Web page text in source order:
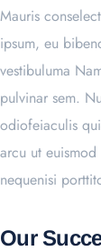
Mauris
ipsum, eu
vestibuluma
pulvinar sem.
odiofeiaculis
arcu ut
nequenisi
Our